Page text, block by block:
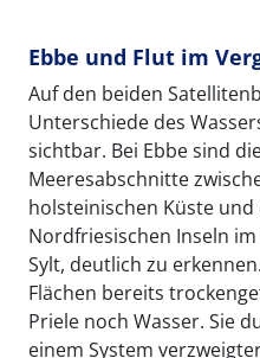
Ebbe und Flut im
Auf den beiden
Unterschiede des
sichtbar. Bei Ebbe sind
Meeresabschnitte
holsteinischen Küste
Nordfriesischen Inseln
Sylt, deutlich zu
Flächen bereits
Priele noch Wasser. Sie
einem System